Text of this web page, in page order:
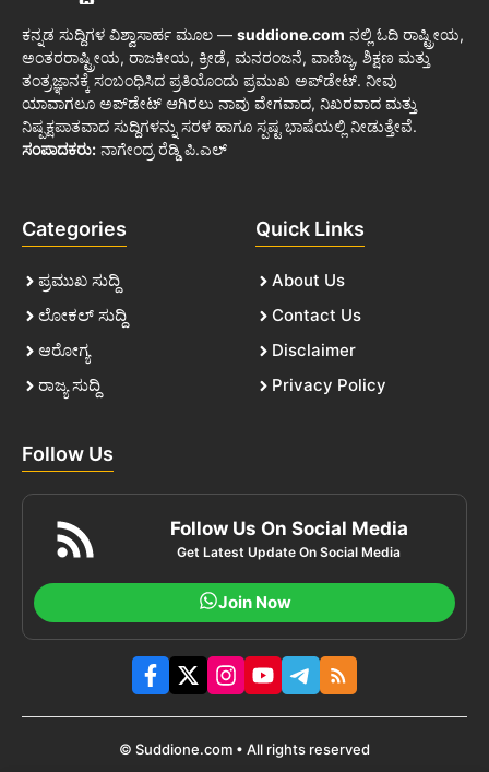
ಕನ್ನಡ ಸುದ್ದಿಗಳ ವಿಶ್ವಾಸಾರ್ಹ ಮೂಲ — suddione.com ನಲ್ಲಿ ಓದಿ ರಾಷ್ಟ್ರೀಯ,
ಅಂತರರಾಷ್ಟ್ರೀಯ, ರಾಜಕೀಯ, ಕ್ರೀಡೆ, ಮನರಂಜನೆ, ವಾಣಿಜ್ಯ, ಶಿಕ್ಷಣ ಮತ್ತು
ತಂತ್ರಜ್ಞಾನಕ್ಕೆ ಸಂಬಂಧಿಸಿದ ಪ್ರತಿಯೊಂದು ಪ್ರಮುಖ ಅಪ್‌ಡೇಟ್. ನೀವು
ಯಾವಾಗಲೂ ಅಪ್‌ಡೇಟ್ ಆಗಿರಲು ನಾವು ವೇಗವಾದ, ನಿಖರವಾದ ಮತ್ತು
ನಿಷ್ಪಕ್ಷಪಾತವಾದ ಸುದ್ದಿಗಳನ್ನು ಸರಳ ಹಾಗೂ ಸ್ಪಷ್ಟ ಭಾಷೆಯಲ್ಲಿ ನೀಡುತ್ತೇವೆ.
ಸಂಪಾದಕರು: ನಾಗೇಂದ್ರ ರೆಡ್ಡಿ ಪಿ.ಎಲ್
Categories
ಪ್ರಮುಖ ಸುದ್ದಿ
ಲೋಕಲ್ ಸುದ್ದಿ
ಆರೋಗ್ಯ
ರಾಜ್ಯ ಸುದ್ದಿ
Quick Links
About Us
Contact Us
Disclaimer
Privacy Policy
Follow Us
Follow Us On Social Media
Get Latest Update On Social Media
Join Now
© Suddione.com • All rights reserved